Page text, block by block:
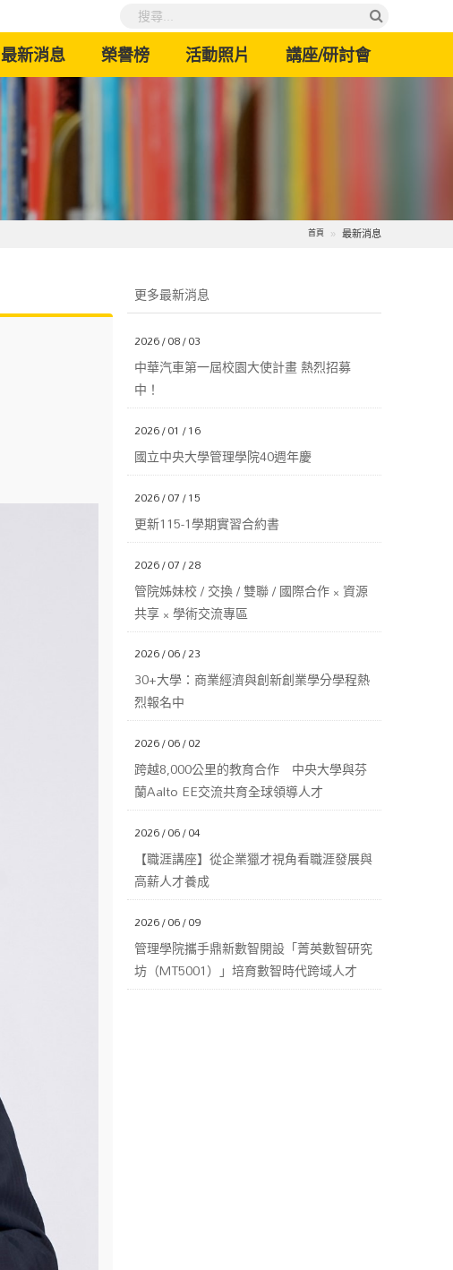
最新消息 榮譽榜 活動照片 講座/研討會
首頁 最新消息
更多最新消息
2026 / 08 / 03
中華汽車第一屆校園大使計畫 熱烈招募
中！
2026 / 01 / 16
國立中央大學管理學院40週年慶
2026 / 07 / 15
更新115-1學期實習合約書
2026 / 07 / 28
管院姊妹校 / 交換 / 雙聯 / 國際合作 × 資源
共享 × 學術交流專區
2026 / 06 / 23
30+大學：商業經濟與創新創業學分學程熱
烈報名中
2026 / 06 / 02
跨越8,000公里的教育合作 中央大學與芬
蘭Aalto EE交流共育全球領導人才
2026 / 06 / 04
【職涯講座】從企業獵才視角看職涯發展與
高薪人才養成
2026 / 06 / 09
管理學院攜手鼎新數智開設「菁英數智研究
坊（MT5001）」培育數智時代跨域人才